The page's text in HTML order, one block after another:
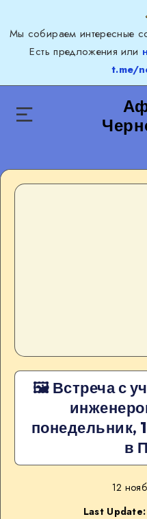
Мы собираем интересные
Есть предложения или
t.me/
🖼 Встреча с
понедельник,
в
12
Last Update: